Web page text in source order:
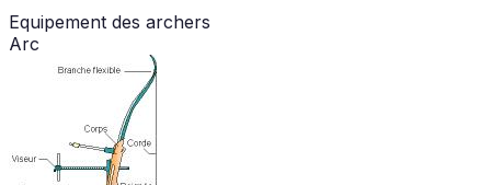
Equipement des archers
Arc